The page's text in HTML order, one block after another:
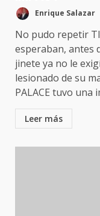
Enrique Salazar
No pudo repetir
esperaban, antes
jinete ya no le
lesionado de su
PALACE tuvo una
Leer más